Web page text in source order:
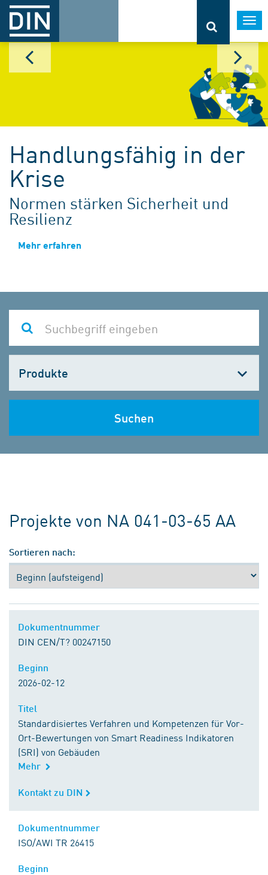
Handlungsfähig in der
Krise
Normen stärken Sicherheit und
Resilienz
Mehr erfahren
wählen
Suchen
Projekte von NA 041-03-65 AA
Sortieren nach:
Dokumentnummer
DIN CEN/T? 00247150
Beginn
2026-02-12
Titel
Standardisiertes Verfahren und Kompetenzen für Vor-
Ort-Bewertungen von Smart Readiness Indikatoren
(SRI) von Gebäuden
Mehr
Kontakt zu DIN
Kontakt zu DIN
Dokumentnummer
ISO/AWI TR 26415
Beginn